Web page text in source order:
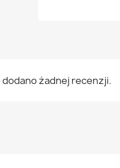
dodano żadnej recenzji.